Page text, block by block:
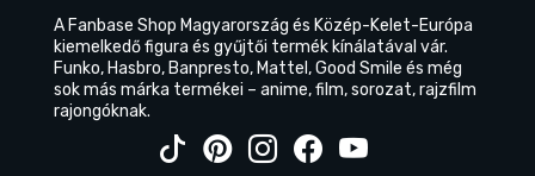
A Fanbase Shop Magyarország és Közép-Kelet-Európa
kiemelkedő figura és gyűjtői termék kínálatával vár.
Funko, Hasbro, Banpresto, Mattel, Good Smile és még
sok más márka termékei – anime, film, sorozat, rajzfilm
rajongóknak.